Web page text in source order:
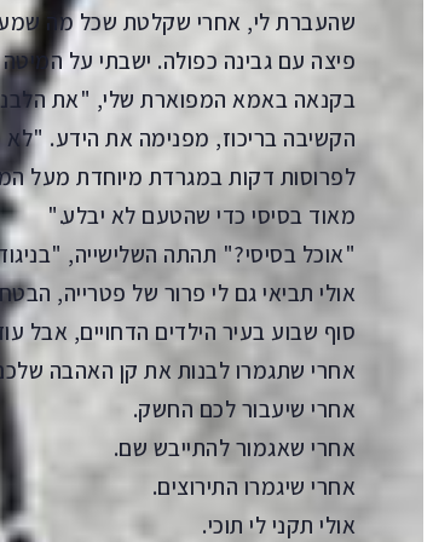
שהעברת לי, אחרי שקלטת שכל מה
פיצה עם גבינה כפולה. ישבתי על
בקנאה באמא המפוארת שלי, "את
הקשיבה בריכוז, מפנימה את הידע.
לפרוסות דקות במגרדת מיוחדת מעל
מאוד בסיסי כדי שהטעם לא יבלע."
"אוכל בסיסי?" תהתה השלישייה,
אולי תביאי גם לי פרור של פטרייה,
סוף שבוע בעיר הילדים הדחויים, אבל
אחרי שתגמרו לבנות את קן האהבה
אחרי שיעבור לכם החשק.
אחרי שאגמור להתייבש שם.
אחרי שיגמרו התירוצים.
אולי תקני לי תוכי.